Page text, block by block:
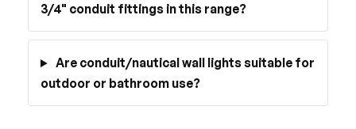
3/4" conduit fittings in this range?
Are conduit/nautical wall lights suitable for
outdoor or bathroom use?